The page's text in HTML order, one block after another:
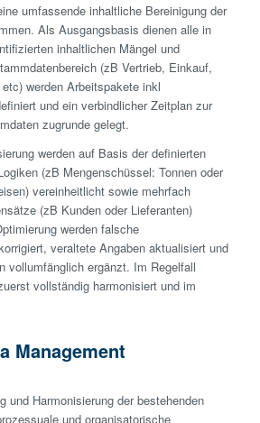
umfassende inhaltliche Bereinigung der
Als Ausgangsbasis dienen alle in
inhaltlichen Mängel und
(zB Vertrieb, Einkauf,
werden Arbeitspakete inkl
und ein verbindlicher Zeitplan zur
zugrunde gelegt.
werden auf Basis der definierten
(zB Mengenschüssel: Tonnen oder
vereinheitlicht sowie mehrfach
(zB Kunden oder Lieferanten)
werden falsche
veraltete Angaben aktualisiert und
vollumfänglich ergänzt. Im Regelfall
vollständig harmonisiert und im
Management
und Harmonisierung der bestehenden
und organisatorische